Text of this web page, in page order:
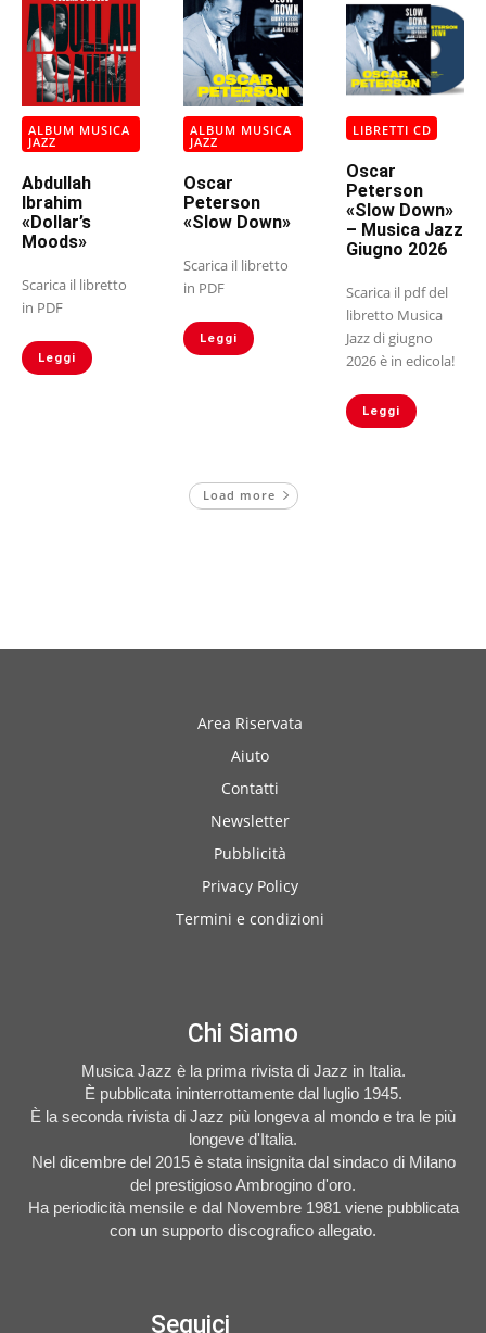
ALBUM MUSICA
JAZZ
Abdullah
Ibrahim
«Dollar’s
Moods»
Scarica il libretto
in PDF
Leggi
ALBUM MUSICA
JAZZ
Oscar
Peterson
«Slow Down»
Scarica il libretto
in PDF
Leggi
LIBRETTI CD
Oscar
Peterson
«Slow Down»
– Musica Jazz
Giugno 2026
Scarica il pdf del
libretto Musica
Jazz di giugno
2026 è in edicola!
Leggi
Load more
Area Riservata
Aiuto
Contatti
Newsletter
Pubblicità
Privacy Policy
Termini e condizioni
Chi Siamo
Musica Jazz è la prima rivista di Jazz in Italia.
È pubblicata ininterrottamente dal luglio 1945.
È la seconda rivista di Jazz più longeva al mondo e tra le più
longeve d'Italia.
Nel dicembre del 2015 è stata insignita dal sindaco di Milano
del prestigioso Ambrogino d'oro.
Ha periodicità mensile e dal Novembre 1981 viene pubblicata
con un supporto discografico allegato.
Seguici